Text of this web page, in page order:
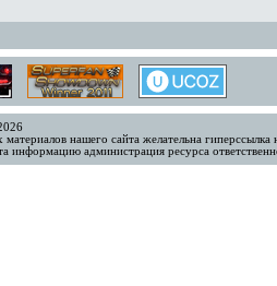
нашего сайта желательна
информацию администрация ресурса